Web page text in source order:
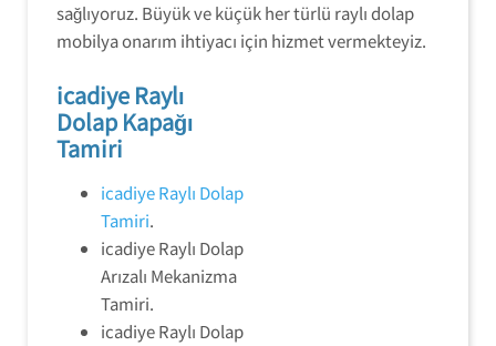
sağlıyoruz. Büyük ve küçük her türlü raylı dolap
mobilya onarım ihtiyacı için hizmet vermekteyiz.
icadiye Raylı
Dolap Kapağı
Tamiri
icadiye Raylı Dolap
Tamiri.
icadiye Raylı Dolap
Arızalı Mekanizma
Tamiri.
icadiye Raylı Dolap